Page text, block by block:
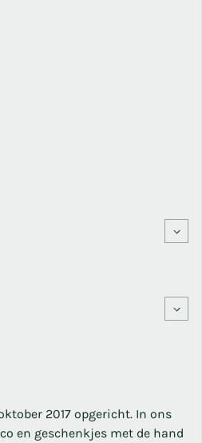
2017 opgericht. In ons
en geschenkjes met de hand